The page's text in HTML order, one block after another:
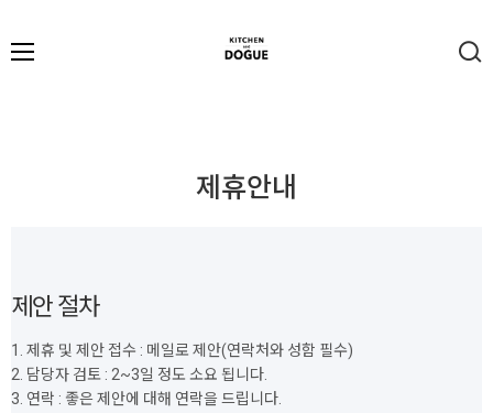
제휴안내
제안 절차
1. 제휴 및 제안 접수 : 메일로 제안(연락처와 성함 필수)
2. 담당자 검토 : 2~3일 정도 소요 됩니다.
3. 연락 : 좋은 제안에 대해 연락을 드립니다.